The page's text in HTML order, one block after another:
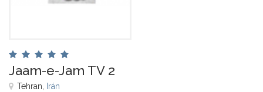
Jaam-e-Jam TV 2
Tehran, Irán